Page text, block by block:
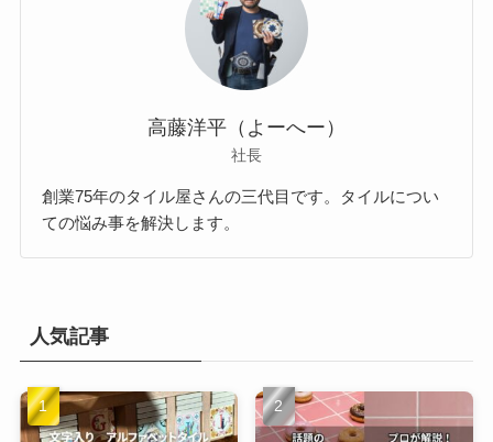
高藤洋平（よーへー）
社長
創業75年のタイル屋さんの三代目です。タイルについ
ての悩み事を解決します。
人気記事